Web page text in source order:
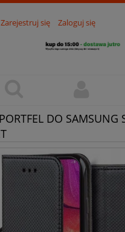
Zarejestruj się Zaloguj się
DO SAMSUNG